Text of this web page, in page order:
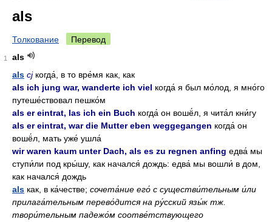
als
Толкование Перевод
1
als
als cjкогда́, в то вре́мя как, как
als ich jung war, wanderte ich viel когда́ я был мо́лод, я мно́го
путеше́ствовал пешко́м
als er eintrat, las ich ein Buch когда́ он вошё́л, я чита́л кни́гу
als er eintrat, war die Mutter eben weggegangen когда́ он
вошё́л, мать уже́ ушла́
wir waren kaum unter Dach, als es zu regnen anfing едва́ мы
ступи́ли под кры́шу, как начался́ дождь: едва́ мы вошли́ в дом,
как начался́ дождь
als как, в ка́честве; сочета́ние его́ с существи́тельным и́ли
прилага́тельным перево́дится на ру́сский язы́к тж.
твори́тельным падежо́м соотве́тствующего